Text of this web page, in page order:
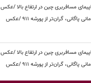
مسافربری چین در ارتفاع بالا /عکس
مسافربری چین در ارتفاع بالا /عکس